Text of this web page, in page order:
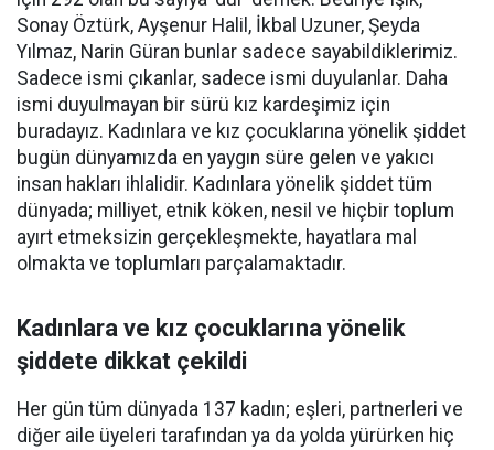
Sonay Öztürk, Ayşenur Halil, İkbal Uzuner, Şeyda
Yılmaz, Narin Güran bunlar sadece sayabildiklerimiz.
Sadece ismi çıkanlar, sadece ismi duyulanlar. Daha
ismi duyulmayan bir sürü kız kardeşimiz için
buradayız. Kadınlara ve kız çocuklarına yönelik şiddet
bugün dünyamızda en yaygın süre gelen ve yakıcı
insan hakları ihlalidir. Kadınlara yönelik şiddet tüm
dünyada; milliyet, etnik köken, nesil ve hiçbir toplum
ayırt etmeksizin gerçekleşmekte, hayatlara mal
olmakta ve toplumları parçalamaktadır.
Kadınlara ve kız çocuklarına yönelik
şiddete dikkat çekildi
Her gün tüm dünyada 137 kadın; eşleri, partnerleri ve
diğer aile üyeleri tarafından ya da yolda yürürken hiç